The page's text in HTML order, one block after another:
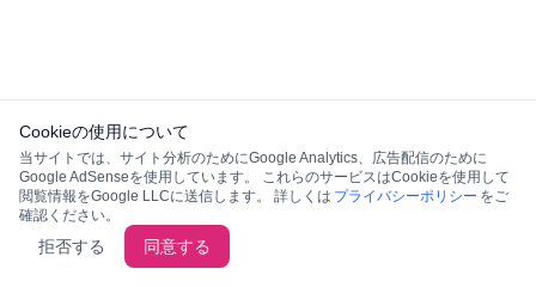
Cookieの使用について
当サイトでは、サイト分析のためにGoogle Analytics、広告配信のために
Google AdSenseを使用しています。 これらのサービスはCookieを使用して
閲覧情報をGoogle LLCに送信します。 詳しくは プライバシーポリシー をご
確認ください。
拒否する 同意する